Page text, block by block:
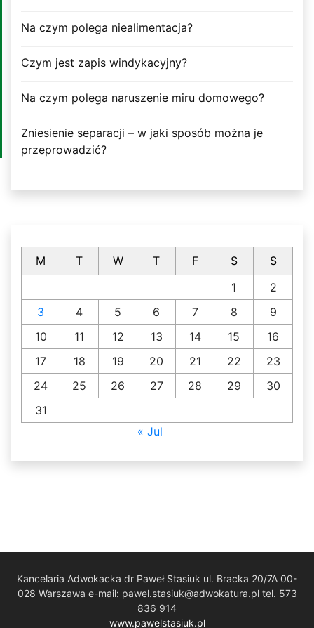
Na czym polega niealimentacja?
Czym jest zapis windykacyjny?
Na czym polega naruszenie miru domowego?
Zniesienie separacji – w jaki sposób można je
przeprowadzić?
M T W T F S
S
1
2
3
4 5 6 7 8
9
10
11 12 13 14 15
16
17
18 19 20 21 22
23
24
25 26 27 28 29
30
31
« Jul
Kancelaria Adwokacka dr Paweł Stasiuk ul. Bracka 20/7A 00-
028 Warszawa e-mail: pawel.stasiuk@adwokatura.pl tel. 573
836 914
www.pawelstasiuk.pl